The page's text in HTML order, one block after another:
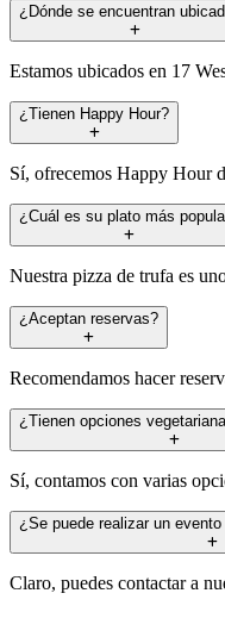
¿Dónde se encuentran
Estamos ubicados en 17
¿Tienen Happy Hour?
Sí, ofrecemos Happy Hour
¿Cuál es su plato más
Nuestra pizza de trufa es
¿Aceptan reservas?
Recomendamos hacer
¿Tienen opciones
Sí, contamos con varias
¿Se puede realizar un
Claro, puedes contactar a